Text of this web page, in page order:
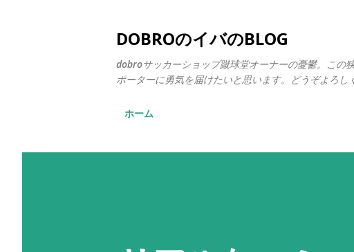
DOBROのイバのBLOG
dobroサッカーショップ蹴球堂オーナーの憂鬱。この
ポーターに勇気を届けたいと思います。どうぞよろし
ホーム